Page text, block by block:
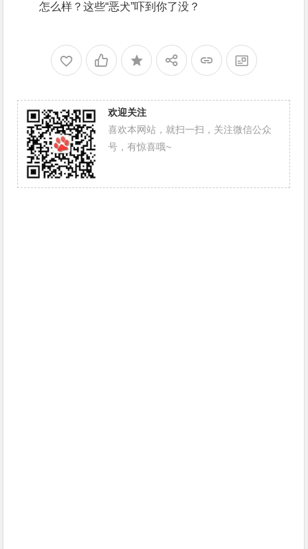
怎么样？这些“恶犬”吓到你了没？
欢迎关注
喜欢本网站，就扫一扫，关注微信公众
号，有惊喜哦~